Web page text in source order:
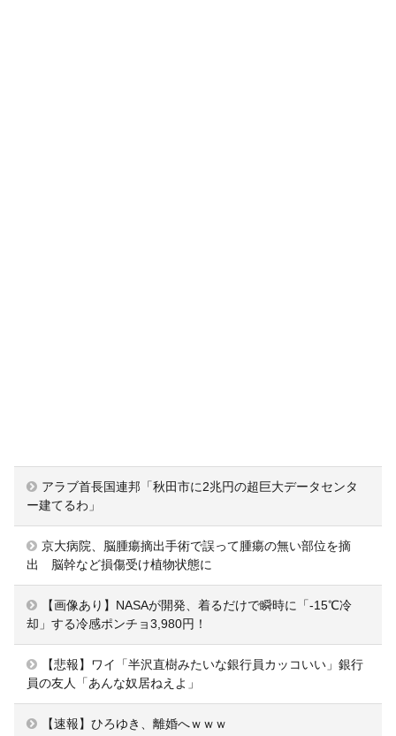
アラブ首長国連邦「秋田市に2兆円の超巨大データセンタ
ー建てるわ」
京大病院、脳腫瘍摘出手術で誤って腫瘍の無い部位を摘
出 脳幹など損傷受け植物状態に
【画像あり】NASAが開発、着るだけで瞬時に「-15℃冷
却」する冷感ポンチョ3,980円！
【悲報】ワイ「半沢直樹みたいな銀行員カッコいい」銀行
員の友人「あんな奴居ねえよ」
【速報】ひろゆき、離婚へｗｗｗ